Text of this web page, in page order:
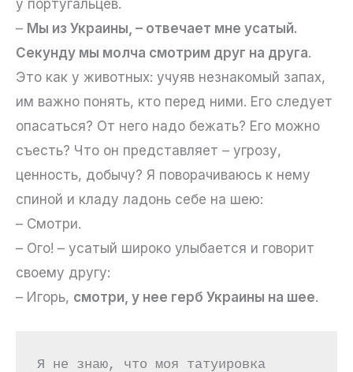
у португальцев.
– Мы из Украины, – отвечает мне усатый.
Секунду мы молча смотрим друг на друга.
Это как у животных: учуяв незнакомый запах,
им важно понять, кто перед ними. Его следует
опасаться? От него надо бежать? Его можно
съесть? Что он представляет – угрозу,
ценность, добычу? Я поворачиваюсь к нему
спиной и кладу ладонь себе на шею:
– Смотри. ­
– Ого! – усатый широко улыбается и говорит
своему другу:
– Игорь, смотри, у нее герб Украины на шее.
Я не знаю, что моя татуировка